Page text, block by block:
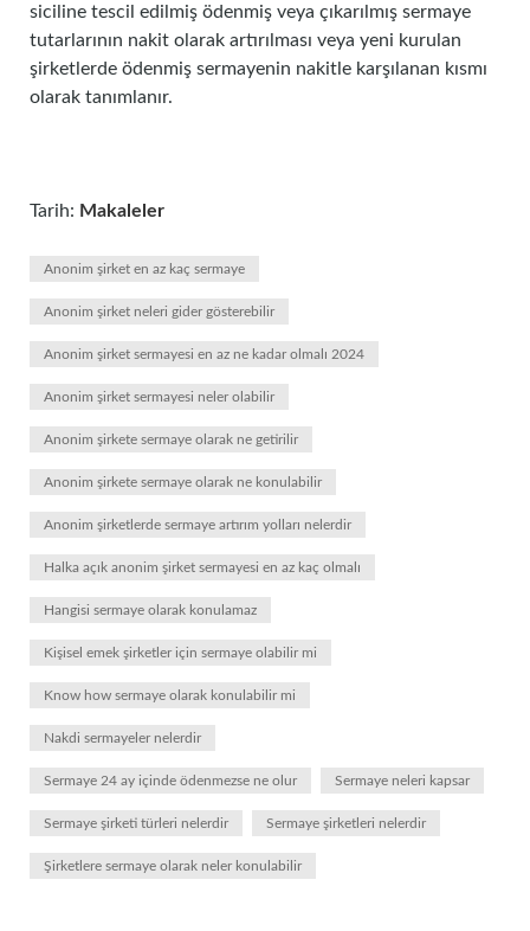
siciline tescil edilmiş ödenmiş veya çıkarılmış sermaye
tutarlarının nakit olarak artırılması veya yeni kurulan
şirketlerde ödenmiş sermayenin nakitle karşılanan kısmı
olarak tanımlanır.
Tarih: Makaleler
Anonim şirket en az kaç sermaye
Anonim şirket neleri gider gösterebilir
Anonim şirket sermayesi en az ne kadar olmalı 2024
Anonim şirket sermayesi neler olabilir
Anonim şirkete sermaye olarak ne getirilir
Anonim şirkete sermaye olarak ne konulabilir
Anonim şirketlerde sermaye artırım yolları nelerdir
Halka açık anonim şirket sermayesi en az kaç olmalı
Hangisi sermaye olarak konulamaz
Kişisel emek şirketler için sermaye olabilir mi
Know how sermaye olarak konulabilir mi
Nakdi sermayeler nelerdir
Sermaye 24 ay içinde ödenmezse ne olur Sermaye neleri kapsar
Sermaye şirketi türleri nelerdir Sermaye şirketleri nelerdir
Şirketlere sermaye olarak neler konulabilir